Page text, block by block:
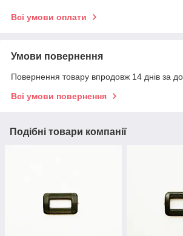
Всі умови оплати
Умови повернення
Повернення товару впродовж 14 днів за
Всі умови повернення
Подібні товари компанії